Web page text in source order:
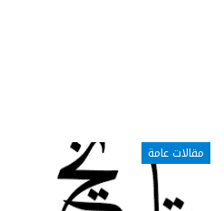
مقالات عامة